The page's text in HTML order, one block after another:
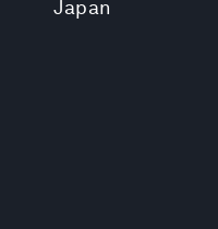
Japan